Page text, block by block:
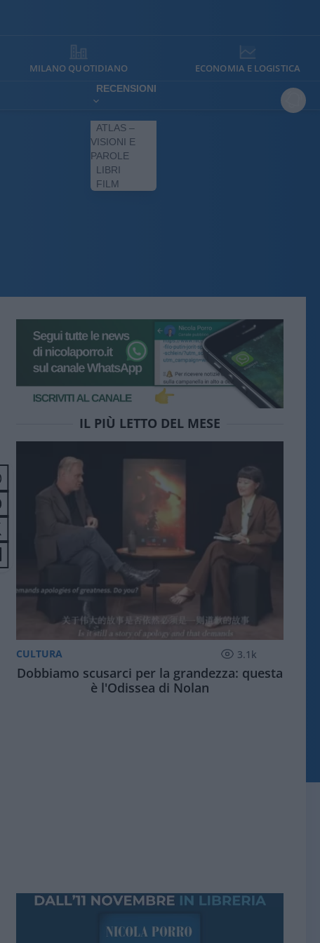
MILANO QUOTIDIANO ECONOMIA E LOGISTICA
RECENSIONI
ATLAS –
VISIONI E
PAROLE
LIBRI
FILM
IL PIÙ LETTO DEL MESE
CULTURA 3.1k
Dobbiamo scusarci per la grandezza: questa
è l'Odissea di Nolan